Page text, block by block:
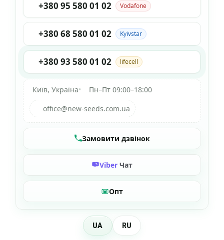
+380 95 580 01 02 Vodafone
+380 68 580 01 02 Kyivstar
+380 93 580 01 02 lifecell
Київ, Україна•
Пн–Пт 09:00–18:00
office@new-seeds.com.ua
Замовити дзвінок
Viber Чат
Опт
UA RU